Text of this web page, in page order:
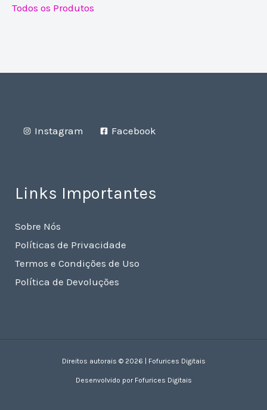
Todos os Produtos
Instagram Facebook
Links Importantes
Sobre Nós
Políticas de Privacidade
Termos e Condições de Uso
Política de Devoluções
Direitos autorais © 2026 | Fofurices Digitais
Desenvolvido por Fofurices Digitais